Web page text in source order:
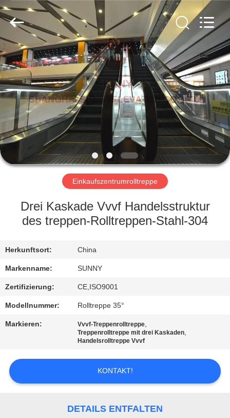
HAUS
PRODUKTE
VIDEOS
ÜBER
UNS
FABRIK-
AUSFLUG
QUALITÄTSKONTROLLE
TRETEN
SIE
VERBINDUNG
ELEVATOR
CO.,LTD.
All
Rights
Einkaufszentrumrolltreppe
Drei Kaskade Vvvf Handelsstruktur
des treppen-Rolltreppen-Stahl-304
Herkunftsort: China
Markenname: SUNNY
Zertifizierung: CE,ISO9001
Modellnummer: Rolltreppe 35°
Markieren: Vvvf-Treppenrolltreppe,
Treppenrolltreppe mit drei Kaskaden,
Handelsrolltreppe Vvvf
KONTAKT!
DETAILS ENTFALTEN